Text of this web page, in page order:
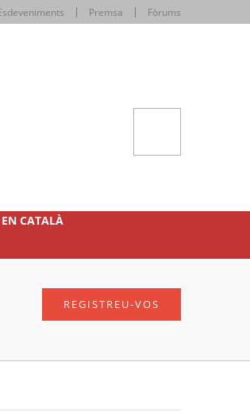
Premsa Fòrums
CATALÀ
REGISTREU-VOS